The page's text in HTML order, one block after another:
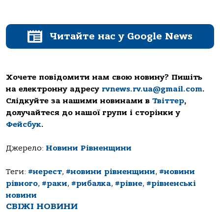
Читайте нас у Google News
Хочете повідомити нам свою новину? Пишіть
на електронну адресу rvnews.rv.ua@gmail.com.
Слідкуйте за нашими новинами в Твіттер,
долучайтеся до нашої групи і сторінки у
Фейсбук.
Джерело: Новини Рівненщини
Теги: #нерест, #новини рівненщини, #новини
рівного, #раки, #рибалка, #рівне, #рівненські
новини
СВІЖІ НОВИНИ